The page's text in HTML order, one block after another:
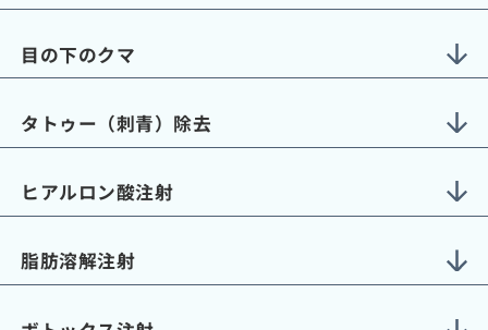
目の下のクマ
タトゥー（刺青）除去
ヒアルロン酸注射
脂肪溶解注射